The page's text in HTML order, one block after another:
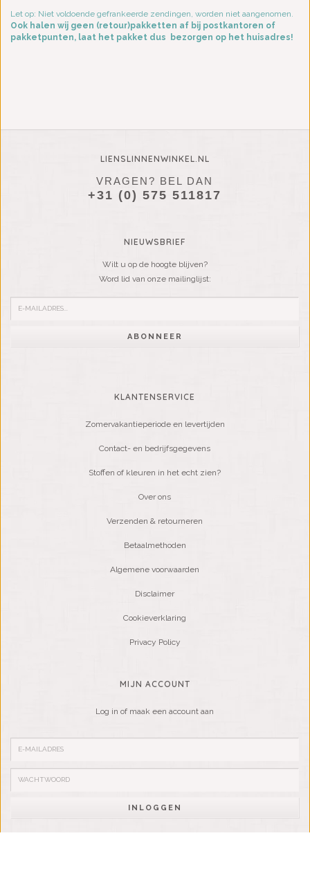
Let op: Niet voldoende gefrankeerde zendingen, worden niet aangenomen.
Ook halen wij geen (retour)pakketten af bij postkantoren of
pakketpunten, laat het pakket dus bezorgen op het huisadres!
LIENSLINNENWINKEL.NL
VRAGEN? BEL DAN
+31 (0) 575 511817
NIEUWSBRIEF
Wilt u op de hoogte blijven?
Word lid van onze mailinglijst:
ABONNEER
KLANTENSERVICE
Zomervakantieperiode en levertijden
Contact- en bedrijfsgegevens
Stoffen of kleuren in het echt zien?
Over ons
Verzenden & retourneren
Betaalmethoden
Algemene voorwaarden
Disclaimer
Cookieverklaring
Privacy Policy
MIJN ACCOUNT
Log in of maak een account aan
INLOGGEN